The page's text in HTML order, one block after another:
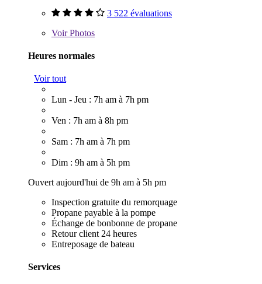
3 522 évaluations
VoirPhotos
Heures normales
Voir tout
Lun - Jeu : 7h am à 7h pm
Ven : 7h am à 8h pm
Sam : 7h am à 7h pm
Dim : 9h am à 5h pm
Ouvert aujourd'hui de 9h am à 5h pm
Inspection gratuite du remorquage
Propane payable à la pompe
Échange de bonbonne de propane
Retour client 24 heures
Entreposage de bateau
Services